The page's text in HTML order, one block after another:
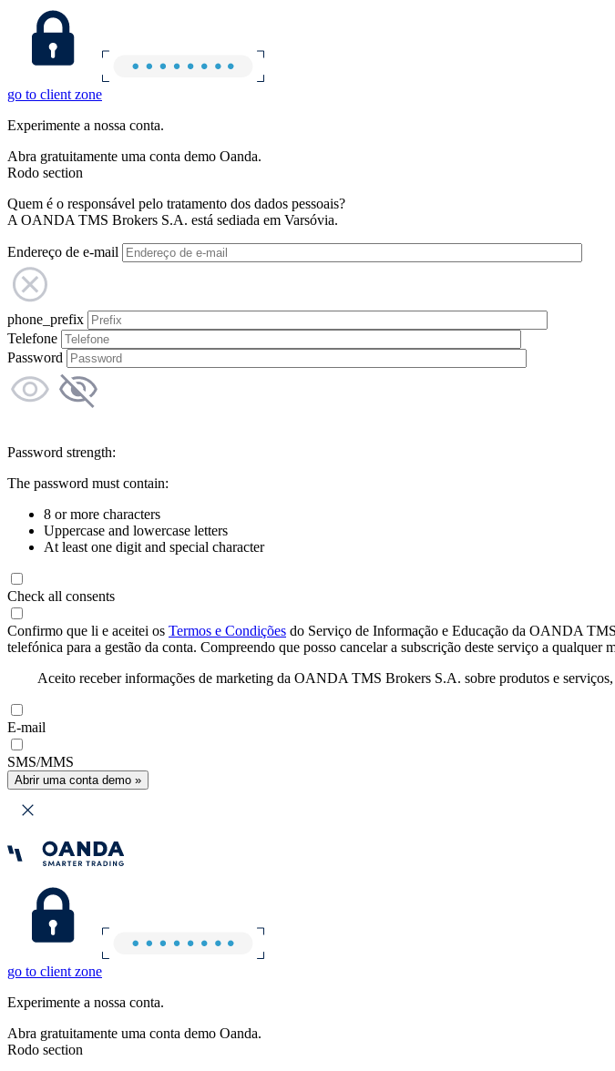
go to client zone
Experimente a nossa conta.
Abra gratuitamente uma conta demo Oanda.
Rodo section
Quem é o responsável pelo tratamento dos dados pessoais?
A OANDA TMS Brokers S.A. está sediada em Varsóvia.
Endereço de e-mail
phone_prefix
Telefone
Password
Password strength:
The password must contain:
8 or more characters
Uppercase and lowercase letters
At least one digit and special character
Check all consents
Confirmo que li e aceitei os Termos e Condições do Serviço de Informação e Educação da OANDA
telefónica para a gestão da conta. Compreendo que posso cancelar a subscrição deste serviço a qualquer
Aceito receber informações de marketing da OANDA TMS Brokers S.A. sobre produtos e
E-mail
SMS/MMS
Abrir uma conta demo »
go to client zone
Experimente a nossa conta.
Abra gratuitamente uma conta demo Oanda.
Rodo section